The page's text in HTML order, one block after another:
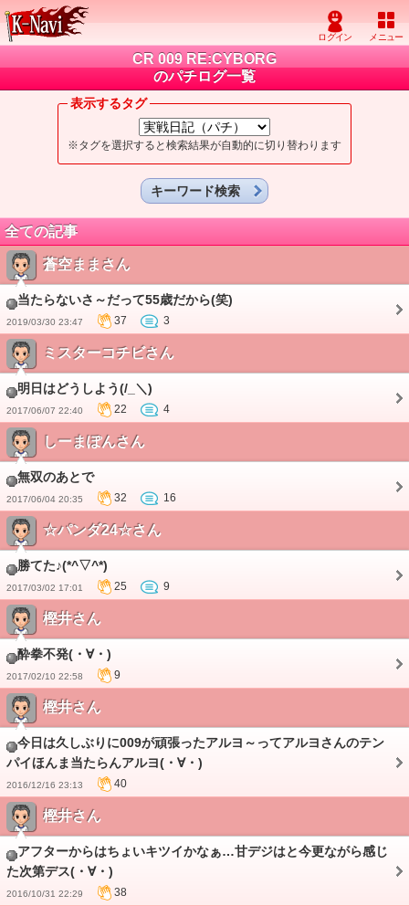
CR 009 RE:CYBORG
のパチログ一覧
表示するタグ
※タグを選択すると検索結果が自動的に切り替わります
キーワード検索
全ての記事
蒼空ままさん
当たらないさ～だって55歳だから(笑)
2019/03/30 23:47 37 3
ミスターコチビさん
明日はどうしよう(/_＼)
2017/06/07 22:40 22 4
しーまぽんさん
無双のあとで
2017/06/04 20:35 32 16
☆パンダ24☆さん
勝てた♪(*^▽^*)
2017/03/02 17:01 25 9
樫井さん
酔拳不発(・∀・)
2017/02/10 22:58 9
樫井さん
今日は久しぶりに009が頑張ったアルヨ～ってアルヨさんのテン
パイほんま当たらんアルヨ(・∀・)
2016/12/16 23:13 40
樫井さん
アフターからはちょいキツイかなぁ…甘デジはと今更ながら感じ
た次第デス(・∀・)
2016/10/31 22:29 38